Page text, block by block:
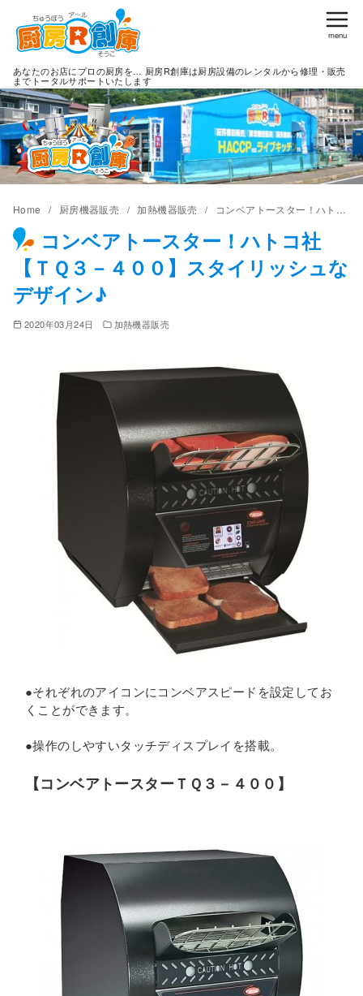
ツ
へ
移
動
あなたのお店にプロの厨房を… 厨房R創庫は厨房設備のレンタルから修理・販売
までトータルサポートいたします
Home 厨房機器販売 加熱機器販売 コンベアトースター！ハトコ社【ＴＱ３－４００】スタイリッシュなデザイン♪
コンベアトースター！ハトコ社
【ＴＱ３－４００】スタイリッシュな
デザイン♪
2020年03月24日 加熱機器販売
●それぞれのアイコンにコンベアスピードを設定してお
くことができます。
●操作のしやすいタッチディスプレイを搭載。
【コンベアトースターＴＱ３－４００】